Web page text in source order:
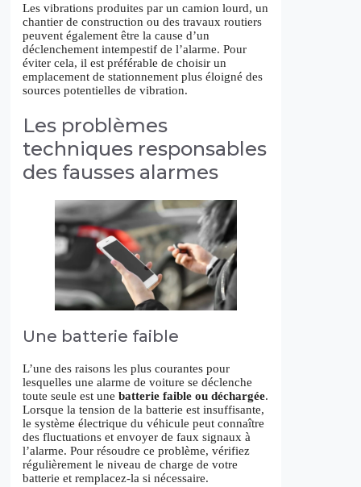
Les vibrations produites par un camion lourd, un
chantier de construction ou des travaux routiers
peuvent également être la cause d’un
déclenchement intempestif de l’alarme. Pour
éviter cela, il est préférable de choisir un
emplacement de stationnement plus éloigné des
sources potentielles de vibration.
Les problèmes
techniques responsables
des fausses alarmes
Une batterie faible
L’une des raisons les plus courantes pour
lesquelles une alarme de voiture se déclenche
toute seule est une batterie faible ou déchargée.
Lorsque la tension de la batterie est insuffisante,
le système électrique du véhicule peut connaître
des fluctuations et envoyer de faux signaux à
l’alarme. Pour résoudre ce problème, vérifiez
régulièrement le niveau de charge de votre
batterie et remplacez-la si nécessaire.